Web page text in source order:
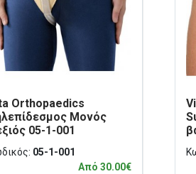
Orthopaedics
Μονός
05-1-001
05-1-001
Από 30.00€